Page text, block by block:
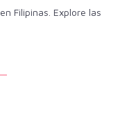
en Filipinas. Explore las